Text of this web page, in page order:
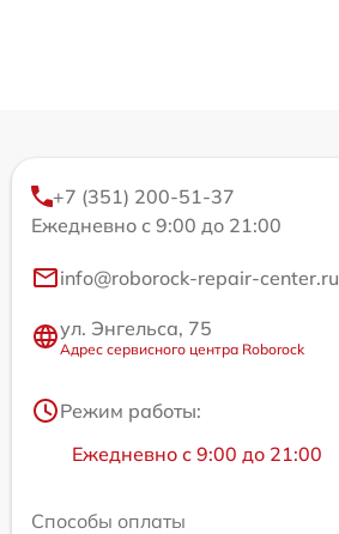
+7 (351) 200-51-37
Ежедневно с 9:00 до 21:00
info@roborock-repair-center.ru
ул. Энгельса, 75
Адрес сервисного центра Roborock
Режим работы:
Ежедневно с 9:00 до 21:00
Способы оплаты